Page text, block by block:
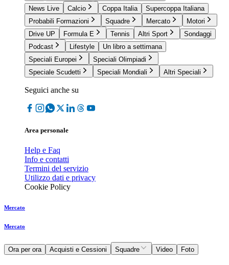
News Live
Calcio Coppa Italia
Supercoppa Italiana
Probabili Formazioni
Squadre Mercato
Motori
Drive UP
Formula E Tennis Altri Sport
Sondaggi
Podcast
Lifestyle
Un libro a settimana
Speciali Europei
Speciali Olimpiadi
Speciale Scudetti
Speciali Mondiali Altri Speciali
Seguici anche su
Area personale
Help e Faq
Info e contatti
Termini del servizio
Utilizzo dati e privacy
Cookie Policy
Mercato
Mercato
Ora per ora Acquisti e Cessioni Squadre Video Foto